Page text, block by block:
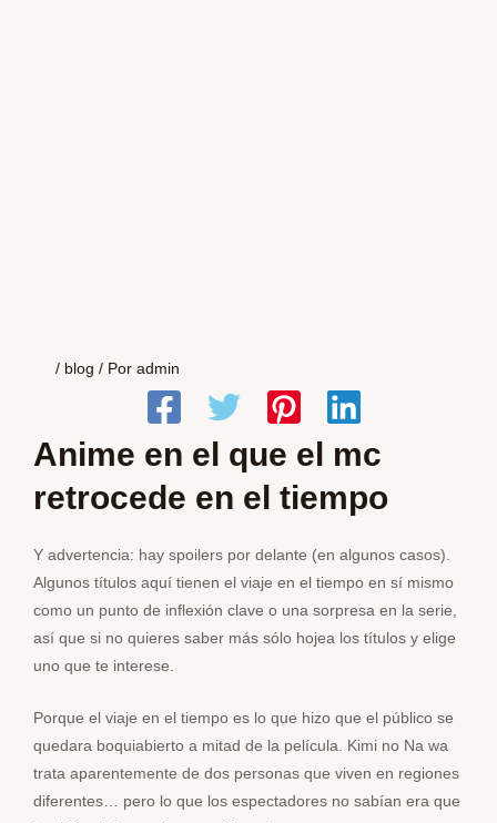
/ blog / Por admin
Anime en el que el mc
retrocede en el tiempo
Y advertencia: hay spoilers por delante (en algunos casos).
Algunos títulos aquí tienen el viaje en el tiempo en sí mismo
como un punto de inflexión clave o una sorpresa en la serie,
así que si no quieres saber más sólo hojea los títulos y elige
uno que te interese.
Porque el viaje en el tiempo es lo que hizo que el público se
quedara boquiabierto a mitad de la película. Kimi no Na wa
trata aparentemente de dos personas que viven en regiones
diferentes… pero lo que los espectadores no sabían era que